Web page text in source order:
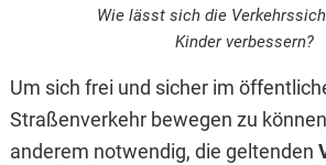
Wie lässt sich die
Kinder verbessern?
Um sich frei und sicher im
Straßenverkehr bewegen zu
anderem notwendig, die geltenden